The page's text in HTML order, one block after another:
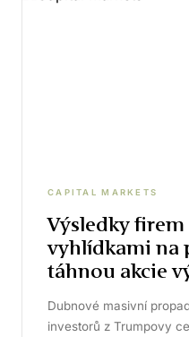
CAPITAL MARKETS
Výsledky firem
vyhlídkami na
táhnou akcie
Dubnové masivní
investorů z Trumpovy